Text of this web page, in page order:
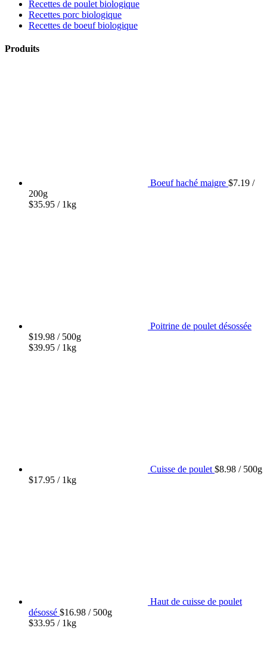
Recettes de poulet biologique
Recettes porc biologique
Recettes de boeuf biologique
Produits
Boeuf haché maigre $7.19 /
200g
$35.95 / 1kg
Poitrine de poulet désossée
$19.98 / 500g
$39.95 / 1kg
Cuisse de poulet $8.98 / 500g
$17.95 / 1kg
Haut de cuisse de poulet
désossé $16.98 / 500g
$33.95 / 1kg